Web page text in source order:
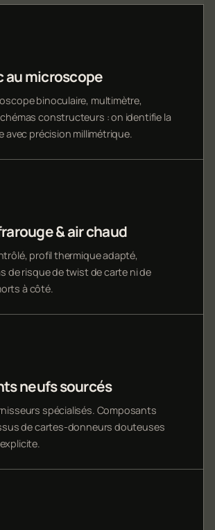
au microscope
binoculaire, multimètre,
constructeurs : on identifie la
avec précision millimétrique.
& air chaud
profil thermique adapté,
de risque de twist de carte ni de
à côté.
neufs sourcés
spécialisés. Composants
de cartes-donneurs douteuses